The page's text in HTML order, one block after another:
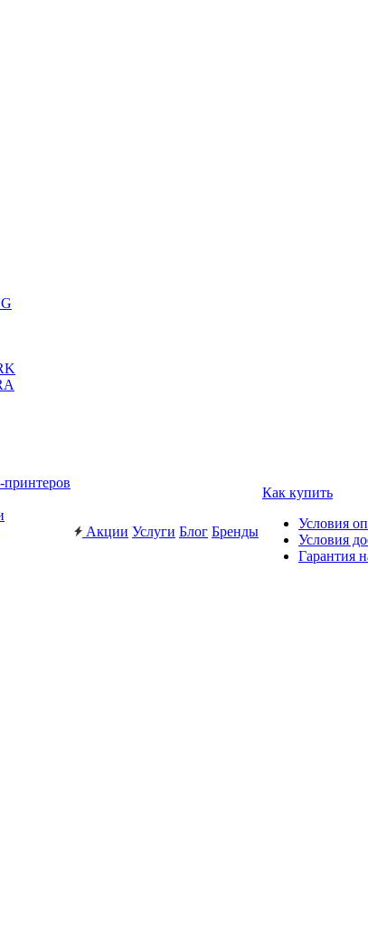
Акции Услуги Блог Бренды
Как купить
Условия
Условия
Гарантия